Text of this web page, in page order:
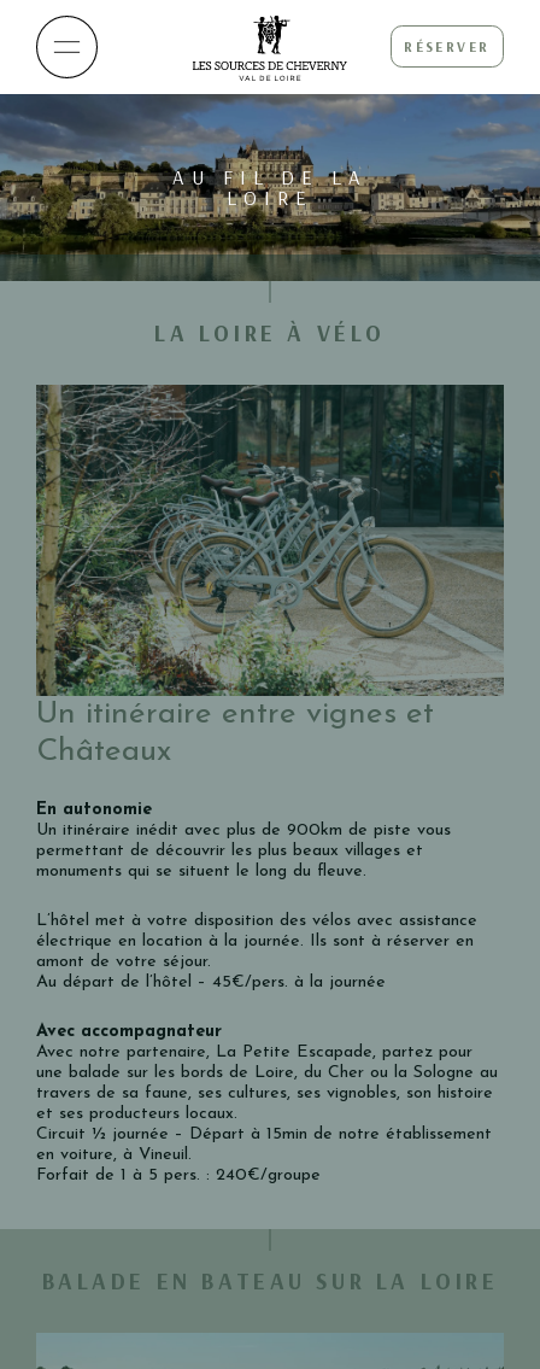
RÉSERVER
AU FIL DE LA
LOIRE
LA LOIRE À VÉLO
Un itinéraire entre vignes et
Châteaux
En autonomie
Un itinéraire inédit avec plus de 900km de piste vous
permettant de découvrir les plus beaux villages et
monuments qui se situent le long du fleuve.
L’hôtel met à votre disposition des vélos avec assistance
électrique en location à la journée. Ils sont à réserver en
amont de votre séjour.
Au départ de l’hôtel – 45€/pers. à la journée
Avec accompagnateur
Avec notre partenaire, La Petite Escapade, partez pour
une balade sur les bords de Loire, du Cher ou la Sologne au
travers de sa faune, ses cultures, ses vignobles, son histoire
et ses producteurs locaux.
Circuit ½ journée – Départ à 15min de notre établissement
en voiture, à Vineuil.
Forfait de 1 à 5 pers. : 240€/groupe
BALADE EN BATEAU SUR LA LOIRE